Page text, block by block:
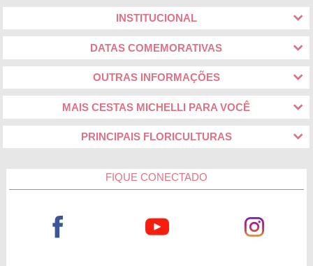
INSTITUCIONAL
DATAS COMEMORATIVAS
OUTRAS INFORMAÇÕES
MAIS CESTAS MICHELLI PARA VOCÊ
PRINCIPAIS FLORICULTURAS
FIQUE CONECTADO